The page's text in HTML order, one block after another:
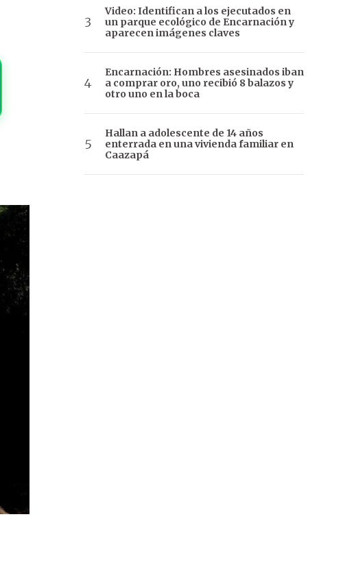
Video: Identifican a los ejecutados en
un parque ecológico de Encarnación y
aparecen imágenes claves
Encarnación: Hombres asesinados iban
a comprar oro, uno recibió 8 balazos y
otro uno en la boca
Hallan a adolescente de 14 años
enterrada en una vivienda familiar en
Caazapá